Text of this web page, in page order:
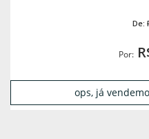
De:
Por:
ops, já